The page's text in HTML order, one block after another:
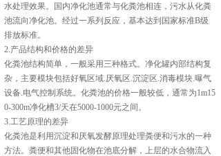
水处理效果。国内净化池通常与化粪池相连，污水从化粪
池流向净化池。经过一系列反应，基本达到国家标准B级
排放标准。
2.产品结构和价格的差异
化粪池结构简单，一般采用三种格式。净化罐内部结构复
杂，主要模块包括好氧区域.厌氧区.沉淀区.消毒模块.曝气
设备.电气控制系统。化粪池的价格一般较低，通常为1m15
0-300m净化槽3/天在5000-1000元之间。
3.工艺原理的差异
化粪池是利用沉淀和厌氧发酵原理处理粪便和污水的一种
方法。粪便和其他固化物在池底分解，上层的水合物流入